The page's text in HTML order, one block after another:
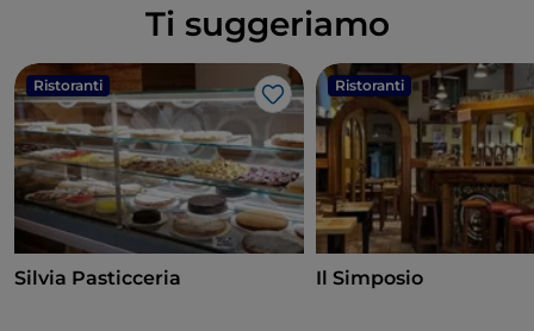
Ti suggeriamo
Ristoranti
Like
Silvia Pasticceria
Ristoranti
Il Simposio